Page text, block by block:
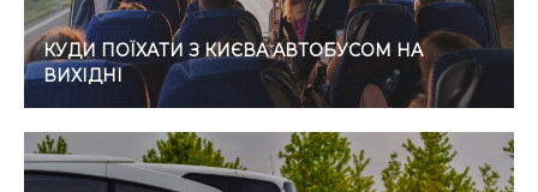
КУДИ ПОЇХАТИ З КИЄВА АВТОБУСОМ НА
ВИХІДНІ